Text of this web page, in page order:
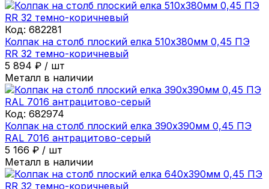
Код: 682281
Колпак на столб плоский елка 510х380мм 0,45 ПЭ
RR 32 темно-коричневый
5 894 ₽ / шт
Металл в наличии
Код: 682974
Колпак на столб плоский елка 390х390мм 0,45 ПЭ
RAL 7016 антрацитово-серый
5 166 ₽ / шт
Металл в наличии